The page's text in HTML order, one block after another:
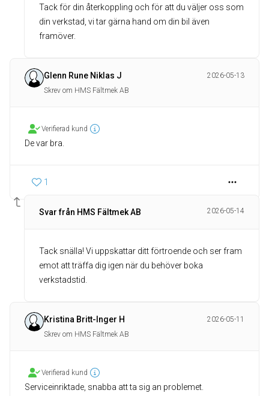
Tack för din återkoppling och för att du väljer oss som
din verkstad, vi tar gärna hand om din bil även
framöver.
Glenn Rune Niklas J
2026-05-13
Skrev om HMS Fältmek AB
Verifierad kund
De var bra.
1
Svar från HMS Fältmek AB 2026-05-14
Tack snälla! Vi uppskattar ditt förtroende och ser fram
emot att träffa dig igen när du behöver boka
verkstadstid.
Kristina Britt-Inger H
2026-05-11
Skrev om HMS Fältmek AB
Verifierad kund